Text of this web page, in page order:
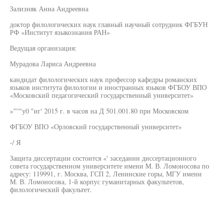
Зализняк Анна Андреевна
доктор филологических наук главный научный сотрудник ФГБУН
РФ «Институт языкознания РАН»
Ведущая организация:
Мурадова Лариса Андреевна
кандидат филологических наук профессор кафедры романских
языков института филологии и иностранных языков ФГБОУ ВПО
«Московский педагогический государственный университет»
»"''"у0 "иг' 2015 г. в часов на Д 501.001.80 при Московском
ФГБОУ ВПО «Орловский государственный университет»
-/ Я
Защита диссертации состоится «' заседании диссертационного
совета государственном университете имени М. В. Ломоносова по
адресу: 119991, г. Москва, ГСП 2, Ленинские горы, МГУ имени
М. В. Ломоносова, 1-й корпус гуманитарных факультетов,
филологический факультет.